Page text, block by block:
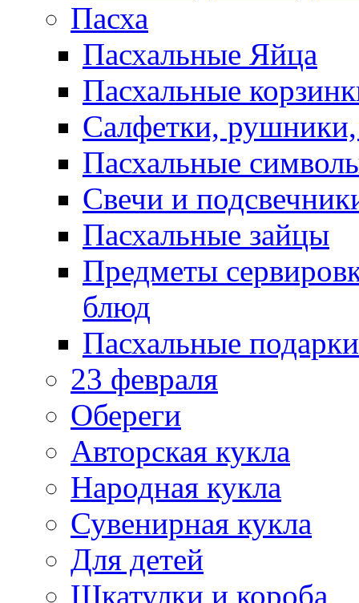
Пасха
Пасхальные Яйца
Пасхальные
Салфетки, рушники,
Пасхальные
Свечи и
Пасхальные зайцы
Предметы
блюд
Пасхальные
23 февраля
Обереги
Авторская кукла
Народная кукла
Сувенирная кукла
Для детей
Шкатулки и короба